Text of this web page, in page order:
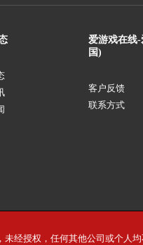
爱游戏在线
国)
客户反馈
联系方式
经授权，任何其他公司或个人